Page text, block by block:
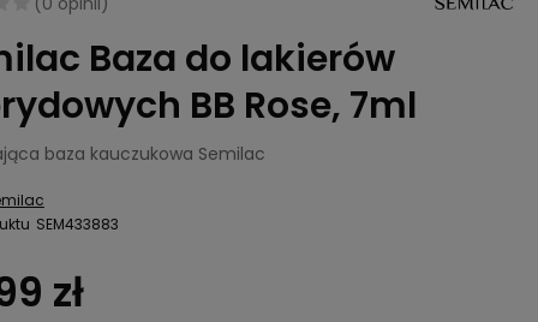
Baza do lakierów
BB Rose, 7ml
baza kauczukowa Semilac
SEM433883
zł